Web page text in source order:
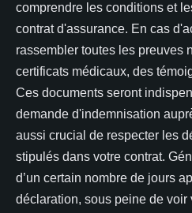
comprendre les conditions et
contrat d'assurance. En cas
rassembler toutes les preuves
certificats médicaux, des
Ces documents seront
demande d'indemnisation
aussi crucial de respecter les
stipulés dans votre contrat.
d’un certain nombre de jours
déclaration, sous peine de voir